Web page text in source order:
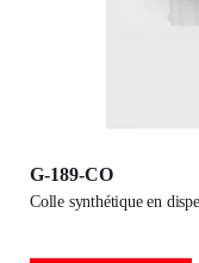
G-189-CO
colle synthétique en